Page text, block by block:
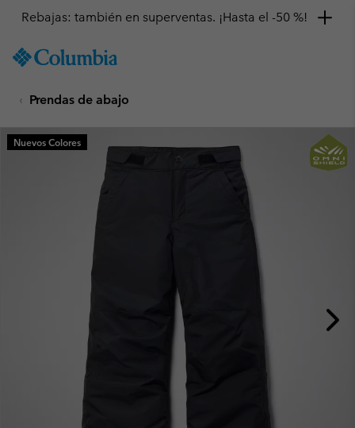
TO
SKIP
MAIN
NAV
Rebajas: también en superventas. ¡Hasta el -50 %!
Prendas de abajo
Nuevos Colores